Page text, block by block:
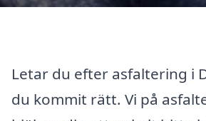
Letar du efter asfaltering i
du kommit rätt. Vi på